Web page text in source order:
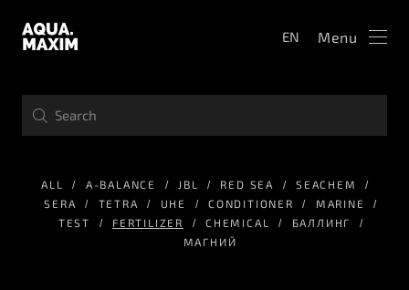
EN Menu
ALL A-BALANCE JBL RED SEA
SEACHEM
SERA
TETRA UHE CONDITIONER
MARINE
TEST
FERTILIZER CHEMICAL
БАЛЛИНГ
МАГНИЙ